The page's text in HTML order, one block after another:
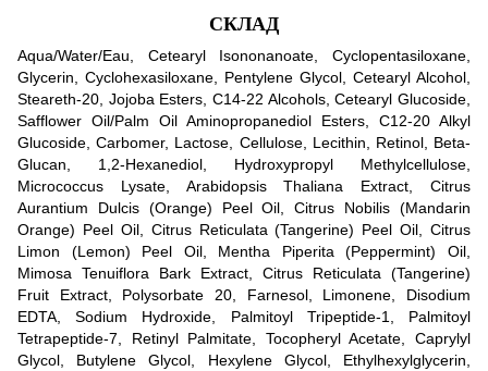
СКЛАД
Aqua/Water/Eau, Cetearyl Isononanoate, Cyclopentasiloxane,
Glycerin, Cyclohexasiloxane, Pentylene Glycol, Cetearyl Alcohol,
Steareth-20, Jojoba Esters, C14-22 Alcohols, Cetearyl Glucoside,
Safflower Oil/Palm Oil Aminopropanediol Esters, C12-20 Alkyl
Glucoside, Carbomer, Lactose, Cellulose, Lecithin, Retinol, Beta-
Glucan, 1,2-Hexanediol, Hydroxypropyl Methylcellulose,
Micrococcus Lysate, Arabidopsis Thaliana Extract, Citrus
Aurantium Dulcis (Orange) Peel Oil, Citrus Nobilis (Mandarin
Orange) Peel Oil, Citrus Reticulata (Tangerine) Peel Oil, Citrus
Limon (Lemon) Peel Oil, Mentha Piperita (Peppermint) Oil,
Mimosa Tenuiflora Bark Extract, Citrus Reticulata (Tangerine)
Fruit Extract, Polysorbate 20, Farnesol, Limonene, Disodium
EDTA, Sodium Hydroxide, Palmitoyl Tripeptide-1, Palmitoyl
Tetrapeptide-7, Retinyl Palmitate, Tocopheryl Acetate, Caprylyl
Glycol, Butylene Glycol, Hexylene Glycol, Ethylhexylglycerin,